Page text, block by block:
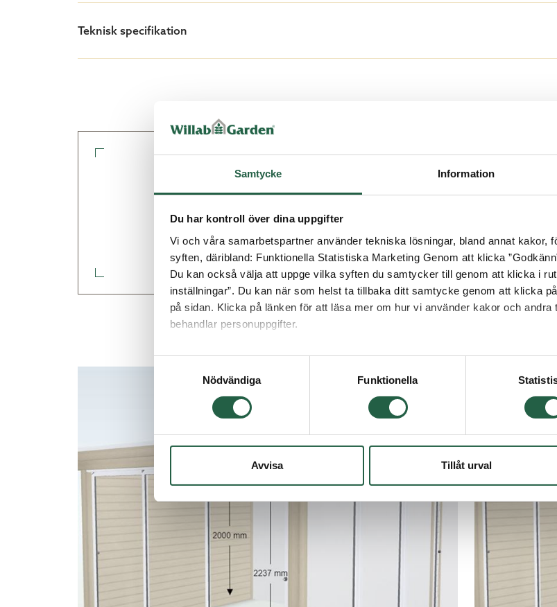
Samtycke Information
Du har kontroll över dina uppgifter
Vi och våra samarbetspartner använder tekniska lösningar, bland annat kakor,
syften, däribland: Funktionella Statistiska Marketing Genom att klicka
Du kan också välja att uppge vilka syften du samtycker till genom att klicka i
inställningar”. Du kan när som helst ta tillbaka ditt samtycke genom att klicka
på sidan. Klicka på länken för att läsa mer om hur vi använder kakor och
behandlar personuppgifter.
Ta reda på mer om cookies Googles sekretesspolicy
Nödvändiga
Funktionella
Avvisa Tillåt urval
GLASPARTIER
Aluminiumprofilerna i vårt system WG25 är vitlackerade.
TAK
Teknisk specifikation
Anpassa ditt uterum i vårt
planeringsverktyg
Uterumsguiden